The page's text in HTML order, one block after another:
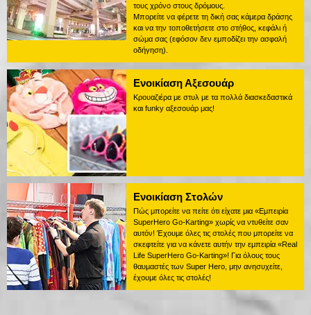
τους χρόνο στους δρόμους.
Μπορείτε να φέρετε τη δική σας κάμερα δράσης
και να την τοποθετήσετε στο στήθος, κεφάλι ή
σώμα σας (εφόσον δεν εμποδίζει την ασφαλή
οδήγηση).
Ενοικίαση Αξεσουάρ
Κρουαζιέρα με στυλ με τα πολλά διασκεδαστικά
και funky αξεσουάρ μας!
Ενοικίαση Στολών
Πώς μπορείτε να πείτε ότι είχατε μια «Εμπειρία
SuperHero Go-Karting» χωρίς να ντυθείτε σαν
αυτόν! Έχουμε όλες τις στολές που μπορείτε να
σκεφτείτε για να κάνετε αυτήν την εμπειρία «Real
Life SuperHero Go-Karting»! Για όλους τους
θαυμαστές των Super Hero, μην ανησυχείτε,
έχουμε όλες τις στολές!